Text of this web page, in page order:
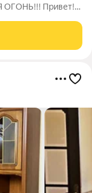
Привет!
к продаже